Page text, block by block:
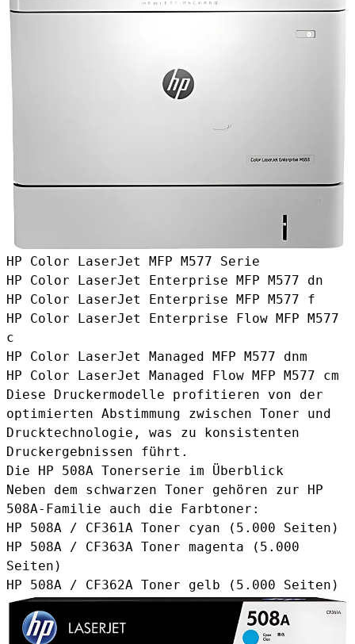
HP Color LaserJet MFP M577 Serie
HP Color LaserJet Enterprise MFP M577 dn
HP Color LaserJet Enterprise MFP M577 f
HP Color LaserJet Enterprise Flow MFP M577
c
HP Color LaserJet Managed MFP M577 dnm
HP Color LaserJet Managed Flow MFP M577 cm
Diese Druckermodelle profitieren von der
optimierten Abstimmung zwischen Toner und
Drucktechnologie, was zu konsistenten
Druckergebnissen führt.
Die HP 508A Tonerserie im Überblick
Neben dem schwarzen Toner gehören zur HP
508A-Familie auch die Farbtoner:
HP 508A / CF361A Toner cyan (5.000 Seiten)
HP 508A / CF363A Toner magenta (5.000
Seiten)
HP 508A / CF362A Toner gelb (5.000 Seiten)